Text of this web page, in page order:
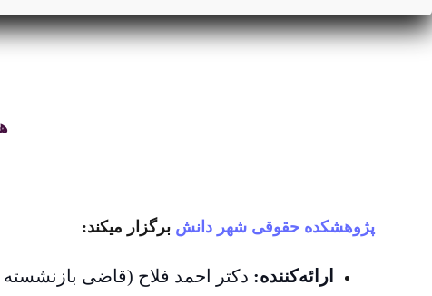
پژوهشکده حقوقی شهر دانش برگزار میکند:
ارائه‌کننده: دکتر احمد فلاح (قاضی